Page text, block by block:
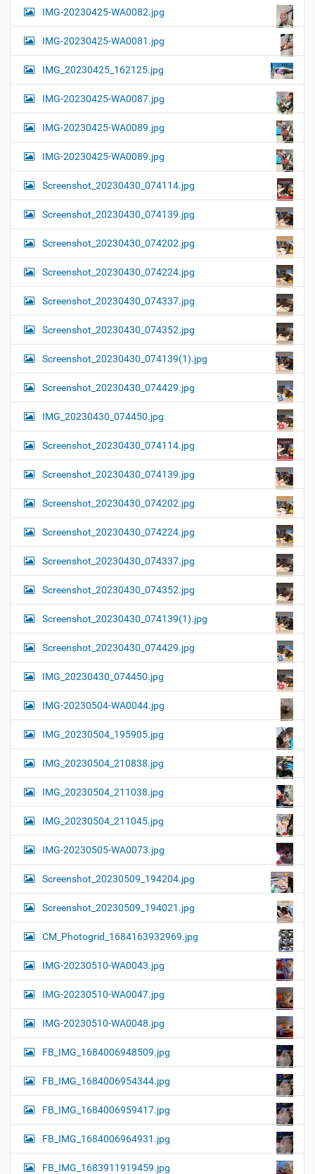
IMG-20230425-WA0082.jpg
IMG-20230425-WA0081.jpg
IMG_20230425_162125.jpg
IMG-20230425-WA0087.jpg
IMG-20230425-WA0089.jpg
IMG-20230425-WA0089.jpg
Screenshot_20230430_074114.jpg
Screenshot_20230430_074139.jpg
Screenshot_20230430_074202.jpg
Screenshot_20230430_074224.jpg
Screenshot_20230430_074337.jpg
Screenshot_20230430_074352.jpg
Screenshot_20230430_074139(1).jpg
Screenshot_20230430_074429.jpg
IMG_20230430_074450.jpg
Screenshot_20230430_074114.jpg
Screenshot_20230430_074139.jpg
Screenshot_20230430_074202.jpg
Screenshot_20230430_074224.jpg
Screenshot_20230430_074337.jpg
Screenshot_20230430_074352.jpg
Screenshot_20230430_074139(1).jpg
Screenshot_20230430_074429.jpg
IMG_20230430_074450.jpg
IMG-20230504-WA0044.jpg
IMG_20230504_195905.jpg
IMG_20230504_210838.jpg
IMG_20230504_211038.jpg
IMG_20230504_211045.jpg
IMG-20230505-WA0073.jpg
Screenshot_20230509_194204.jpg
Screenshot_20230509_194021.jpg
CM_Photogrid_1684163932969.jpg
IMG-20230510-WA0043.jpg
IMG-20230510-WA0047.jpg
IMG-20230510-WA0048.jpg
FB_IMG_1684006948509.jpg
FB_IMG_1684006954344.jpg
FB_IMG_1684006959417.jpg
FB_IMG_1684006964931.jpg
FB_IMG_1683911919459.jpg